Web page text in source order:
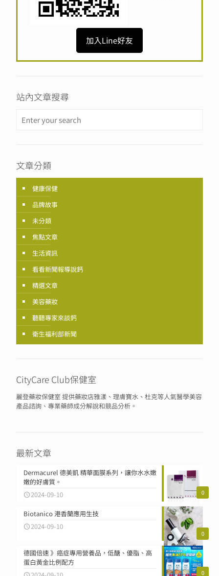
加入Line好友
站內文章搜尋
文章分類
健康保健
品牌故事
未分類
焦點文章
生活資訊
看看新聞報導說鈣
精選文章
美容藥妝
聽聽專家來談鈣
衛生福利部新聞
CityCare Club保健室
麗登藥妝保健室 提供藥妝店雅漾、理膚寶水、杜克等人氣醫學美容
產品諮詢、專業藥師成分解說和競品分析。
最新文章
0
Dermacurel 德美凱 精華面膜系列，讓你水水嫩
嫩的好膚質。
2024-09-10
0
Biotanico 港香蘭應用生技
2024-09-10
0
德國倍速 》癌症專用營養品，低醣、優脂、高
蛋白黃金比例配方